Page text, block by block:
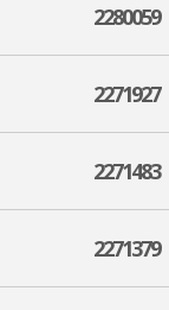
2280059
2271927
2271483
2271379